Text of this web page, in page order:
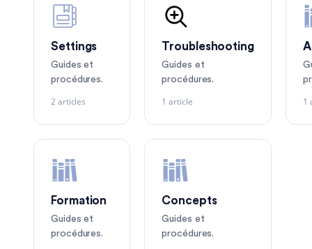
Settings
Guides et
procédures.
2 articles
Troubleshooting
Guides et
procédures.
1 article 1
Formation
Guides et
procédures.
Concepts
Guides et
procédures.